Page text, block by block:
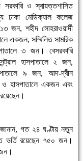
ও স্বায়ত্তশাসিত
ঢাকা মেডিক্যাল কলেজ
জন, শহীদ সোহরাওয়ার্দী
একজন, সম্মিলিত সামরিক
৩ জন। বেসরকারি
হাসপাতালে ২ জন,
৯ জন, আদ-দ্বীন
ও হাসপাতালে একজন এবং
জানান, গত ২৪ ঘণ্টায় নতুন
ভর্তি রয়েছেন ৭৫০ জন।